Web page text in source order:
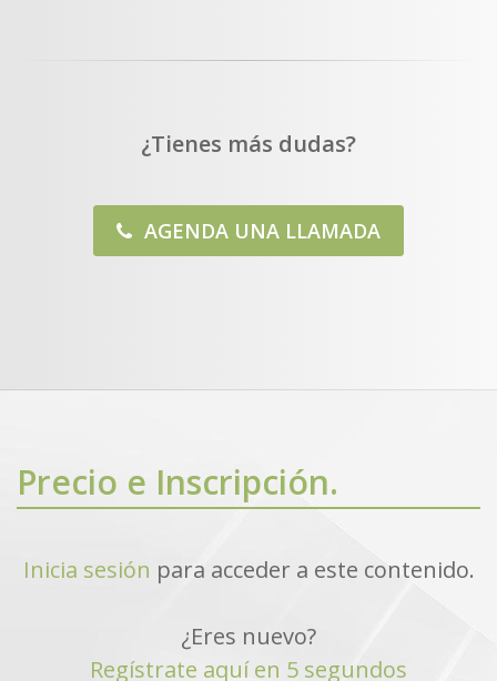
¿Tienes más dudas?
AGENDA UNA LLAMADA
Precio e Inscripción.
Inicia sesión para acceder a este contenido.
¿Eres nuevo?
Regístrate aquí en 5 segundos